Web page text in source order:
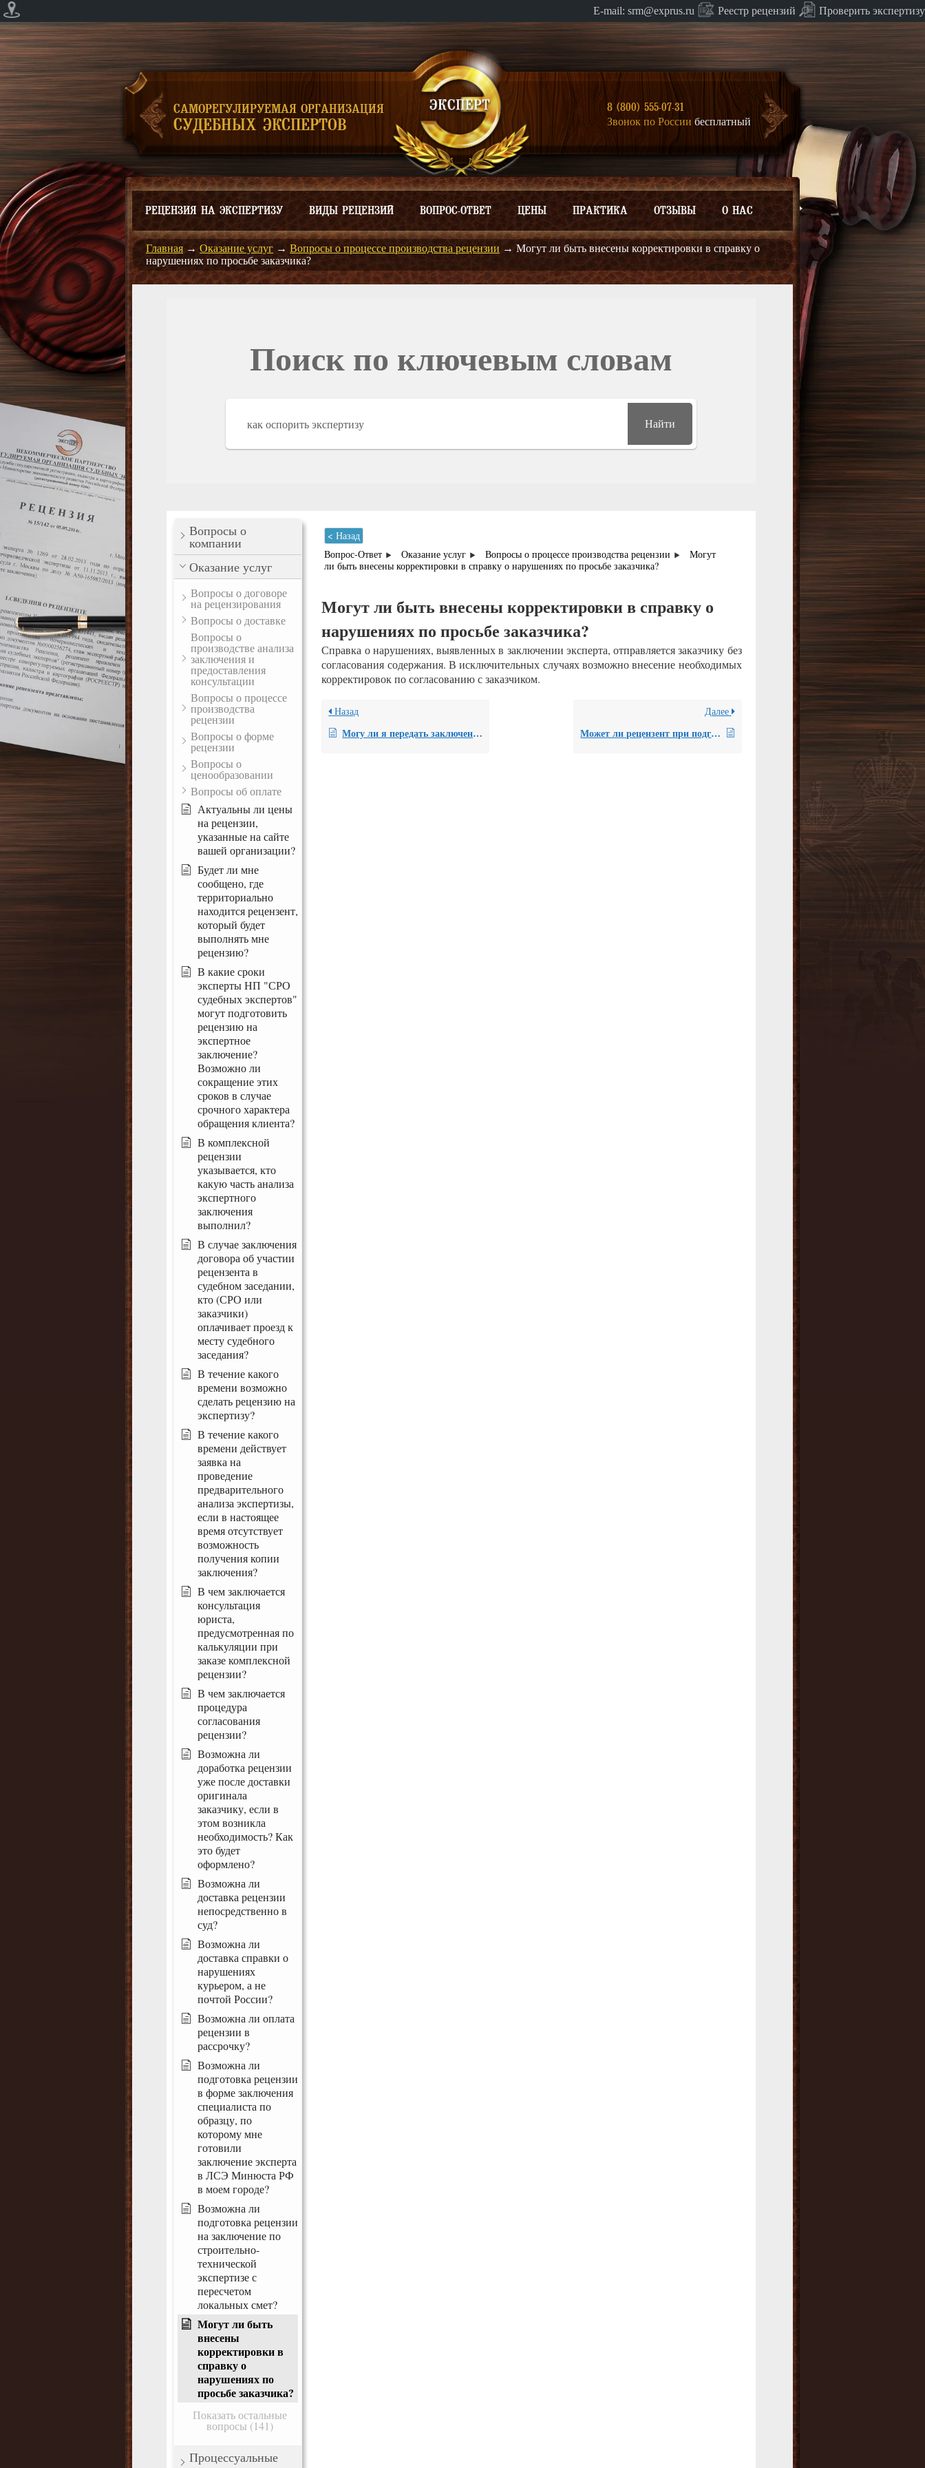
E-mail: srm@exprus.ru Реестр рецензий Проверить экспертизу
САМОРЕГУЛИРУЕМАЯ ОРГАНИЗАЦИЯ
СУДЕБНЫХ ЭКСПЕРТОВ
8 (800) 555-07-31
Звонок по России бесплатный
РЕЦЕНЗИЯ НА ЭКСПЕРТИЗУ ВИДЫ РЕЦЕНЗИЙ ВОПРОС-ОТВЕТ ЦЕНЫ ПРАКТИКА ОТЗЫВЫ О НАС
Главная → Оказание услуг → Вопросы о процессе производства рецензии → Могут ли быть внесены корректировки в справку о
нарушениях по просьбе заказчика?
Поиск по ключевым словам
Найти
Вопросы о
компании
Оказание услуг
Вопросы о договоре
на рецензирования
Вопросы о доставке
Вопросы о
производстве анализа
заключения и
предоставления
консультации
Вопросы о процессе
производства
рецензии
Вопросы о форме
рецензии
Вопросы о
ценообразовании
Вопросы об оплате
Актуальны ли цены
на рецензии,
указанные на сайте
вашей организации?
Будет ли мне
сообщено, где
территориально
находится рецензент,
который будет
выполнять мне
рецензию?
В какие сроки
эксперты НП "СРО
судебных экспертов"
могут подготовить
рецензию на
экспертное
заключение?
Возможно ли
сокращение этих
сроков в случае
срочного характера
обращения клиента?
В комплексной
рецензии
указывается, кто
какую часть анализа
экспертного
заключения
выполнил?
В случае заключения
договора об участии
рецензента в
судебном заседании,
кто (СРО или
заказчики)
оплачивает проезд к
месту судебного
заседания?
В течение какого
времени возможно
сделать рецензию на
экспертизу?
В течение какого
времени действует
заявка на
проведение
предварительного
анализа экспертизы,
если в настоящее
время отсутствует
возможность
получения копии
заключения?
В чем заключается
консультация
юриста,
предусмотренная по
калькуляции при
заказе комплексной
рецензии?
В чем заключается
процедура
согласования
рецензии?
Возможна ли
доработка рецензии
уже после доставки
оригинала
заказчику, если в
этом возникла
необходимость? Как
это будет
оформлено?
Возможна ли
доставка рецензии
непосредственно в
суд?
Возможна ли
доставка справки о
нарушениях
курьером, а не
почтой России?
Возможна ли оплата
рецензии в
рассрочку?
Возможна ли
подготовка рецензии
в форме заключения
специалиста по
образцу, по
которому мне
готовили
заключение эксперта
в ЛСЭ Минюста РФ
в моем городе?
Возможна ли
подготовка рецензии
на заключение по
строительно-
технической
экспертизе с
пересчетом
локальных смет?
Могут ли быть
внесены
корректировки в
справку о
нарушениях по
просьбе заказчика?
Показать остальные
вопросы (141)
Процессуальные
< Назад
Вопрос-Ответ
Оказание услуг Вопросы о процессе производства рецензии
Могут
ли быть внесены корректировки в справку о нарушениях по просьбе заказчика?
Могут ли быть внесены корректировки в справку о
нарушениях по просьбе заказчика?
Справка о нарушениях, выявленных в заключении эксперта, отправляется заказчику без
согласования содержания. В исключительных случаях возможно внесение необходимых
корректировок по согласованию с заказчиком.
Назад
Могу ли я передать заключение эксперта для бесплатного анализа возможности рецензирования курьерской службой на диске или другом электронном носителе?
Далее
Может ли рецензент при подготовке рецензии по результатам судебной землеустроительной экспертизы указать площадь земельного участка, ошибочно отнесенного экспертом к земельному участку соседа?